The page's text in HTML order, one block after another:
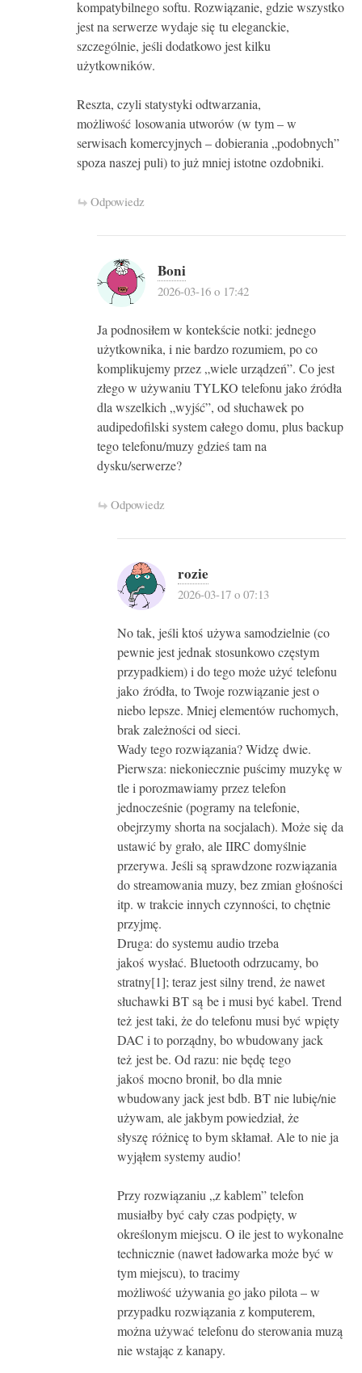
kompatybilnego softu. Rozwiązanie, gdzie wszystko
jest na serwerze wydaje się tu eleganckie,
szczególnie, jeśli dodatkowo jest kilku
użytkowników.
Reszta, czyli statystyki odtwarzania,
możliwość losowania utworów (w tym – w
serwisach komercyjnych – dobierania „podobnych”
spoza naszej puli) to już mniej istotne ozdobniki.
Odpowiedz
Boni
2026-03-16 o 17:42
Ja podnosiłem w kontekście notki: jednego
użytkownika, i nie bardzo rozumiem, po co
komplikujemy przez „wiele urządzeń”. Co jest
złego w używaniu TYLKO telefonu jako źródła
dla wszelkich „wyjść”, od słuchawek po
audipedofilski system całego domu, plus backup
tego telefonu/muzy gdzieś tam na
dysku/serwerze?
Odpowiedz
rozie
2026-03-17 o 07:13
No tak, jeśli ktoś używa samodzielnie (co
pewnie jest jednak stosunkowo częstym
przypadkiem) i do tego może użyć telefonu
jako źródła, to Twoje rozwiązanie jest o
niebo lepsze. Mniej elementów ruchomych,
brak zależności od sieci.
Wady tego rozwiązania? Widzę dwie.
Pierwsza: niekoniecznie puścimy muzykę w
tle i porozmawiamy przez telefon
jednocześnie (pogramy na telefonie,
obejrzymy shorta na socjalach). Może się da
ustawić by grało, ale IIRC domyślnie
przerywa. Jeśli są sprawdzone rozwiązania
do streamowania muzy, bez zmian głośności
itp. w trakcie innych czynności, to chętnie
przyjmę.
Druga: do systemu audio trzeba
jakoś wysłać. Bluetooth odrzucamy, bo
stratny[1]; teraz jest silny trend, że nawet
słuchawki BT są be i musi być kabel. Trend
też jest taki, że do telefonu musi być wpięty
DAC i to porządny, bo wbudowany jack
też jest be. Od razu: nie będę tego
jakoś mocno bronił, bo dla mnie
wbudowany jack jest bdb. BT nie lubię/nie
używam, ale jakbym powiedział, że
słyszę różnicę to bym skłamał. Ale to nie ja
wyjąłem systemy audio!
Przy rozwiązaniu „z kablem” telefon
musiałby być cały czas podpięty, w
określonym miejscu. O ile jest to wykonalne
technicznie (nawet ładowarka może być w
tym miejscu), to tracimy
możliwość używania go jako pilota – w
przypadku rozwiązania z komputerem,
można używać telefonu do sterowania muzą
nie wstając z kanapy.